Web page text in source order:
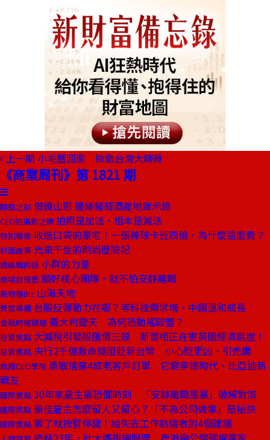
上一期 小毛蟹回家 啟動台灣大轉骨
《商業周刊》第 1821 期
開瓶之前 借鏡山形 邊緣葡萄酒產地啟示錄
CEO的攝影之眼 拍照是加法，相本是減法
特別報導 收進口袋的豪宅！一張棒球卡近四億，為什麼這麼貴？
封面故事 光泉千金的時尚歷險記
總編輯的話 小群的力量
商場自慢塾 顧好核心團隊，就不怕安靜離職
新物種Biz 山海天地
費雪專欄 台股反彈動力在哪？等科技需求增、中國溫和成長
金融時報精選 義大利變天 為何恐動搖歐盟？
投資焦點 大減稅引發股匯債三殺 新首相正在害英國經濟跳崖！
投資焦點 央行2千億救命錢阻貶新台幣 小心貶更凶、引禿鷹
商周CEO學院 勇敢捨棄4成老客戶訂單 它變寧德時代、比亞迪新
戰友
國際焦點 30年來雇主最恐懼時刻 「安靜離職風暴」破解對策
國際焦點 最佳雇主怎麼留人又留心？「不為公司做事」是秘訣
國際焦點 累了就按暫停鍵！給失去工作熱情者的4個建議